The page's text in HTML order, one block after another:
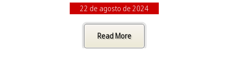
22 de agosto de 2024
Read More